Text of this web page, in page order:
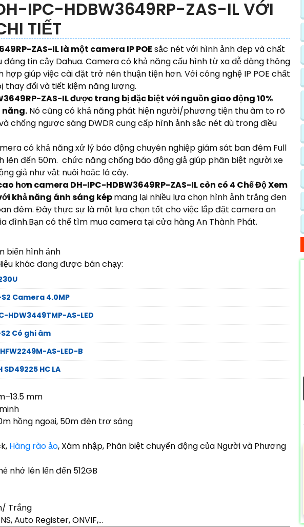
IPC-HDBW3649RP-ZAS-IL VỚI
TIẾT
ZAS-IL là một camera IP POE sắc nét với hình ảnh đẹp và chất
tin cậy Dahua. Camera có khả năng cấu hình từ xa dễ dàng thông
hợp giúp việc cài đặt trở nên thuận tiện hơn. Với công nghệ IP POE chất
thay đổi và tiết kiệm năng lượng.
ZAS-IL được trang bị đặc biệt với nguồn giao động 10%
năng. Nó cũng có khả năng phát hiện người/phương tiện thu âm to rõ
chống ngược sáng DWDR cung cấp hình ảnh sắc nét dù trong điều
có khả năng xử lý báo động chuyên nghiệp giám sát ban đêm Full
lên đến 50m. chức năng chống báo động giả giúp phân biệt người xe
giả như vật nuôi hoặc lá cây.
hơn camera DH-IPC-HDBW3649RP-ZAS-IL còn có 4 Chế Độ Xem
khả năng ánh sáng képmang lại nhiều lựa chọn hình ảnh trắng đen
đêm. Đây thực sự là một lựa chọn tốt cho việc lắp đặt camera an
đình.Bạn có thể tìm mua camera tại cửa hàng An Thành Phát.
biến hình ảnh
khác đang được bán chạy:
Camera 4.0MP
HDW3449TMP-AS-LED
Có ghi âm
AS-LED-B
HC LA
mm
hồng ngoại, 50m đèn trợ sáng
Hàng rào ảo, Xâm nhập, Phân biệt chuyển động của Người và Phương
nhớ lên lến đến 512GB
Trắng
Auto Register, ONVIF,...